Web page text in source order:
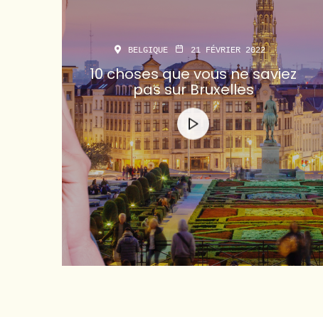
BELGIQUE 21 FÉVRIER 2022
10 choses que vous ne saviez
pas sur Bruxelles